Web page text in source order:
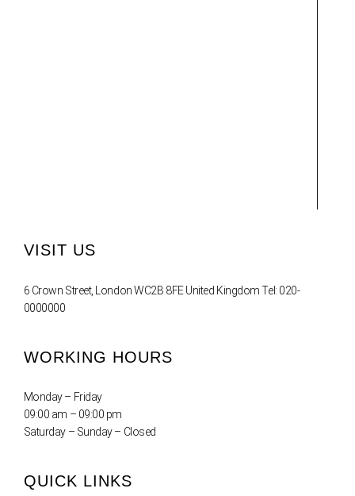
VISIT US
6 Crown Street, London WC2B 8FE United Kingdom Tel: 020-
0000000
WORKING HOURS
Monday – Friday
09:00 am – 09:00 pm
Saturday – Sunday – Closed
QUICK LINKS